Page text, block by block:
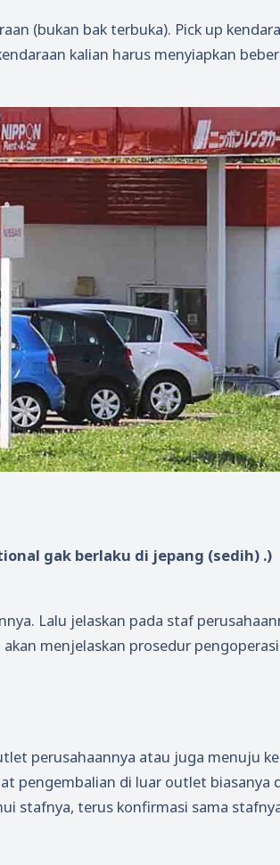
(bukan bak terbuka). Pick up
kalian harus menyiapkan
gak berlaku di jepang (sedih) .)
Lalu jelaskan pada staf
menjelaskan prosedur
perusahaannya atau juga menuju ke
pengembalian di luar outlet biasanya
stafnya, terus konfirmasi sama